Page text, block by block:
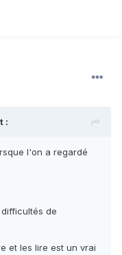
:
l'on a regardé
de
et les lire est un vrai